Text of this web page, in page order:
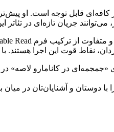
کافه‌ای قابل توجه است. او
جریان تازه‌ای در
نقاط قوت این اجرا هستند.
با دوستان و آشنایان‌تان